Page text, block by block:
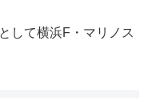
して横浜F・マリノス